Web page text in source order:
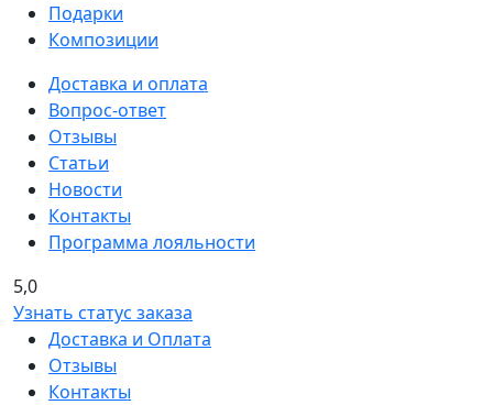
Подарки
Композиции
Доставка и оплата
Вопрос-ответ
Отзывы
Статьи
Новости
Контакты
Программа лояльности
5,0
Узнать статус заказа
Доставка и Оплата
Отзывы
Контакты